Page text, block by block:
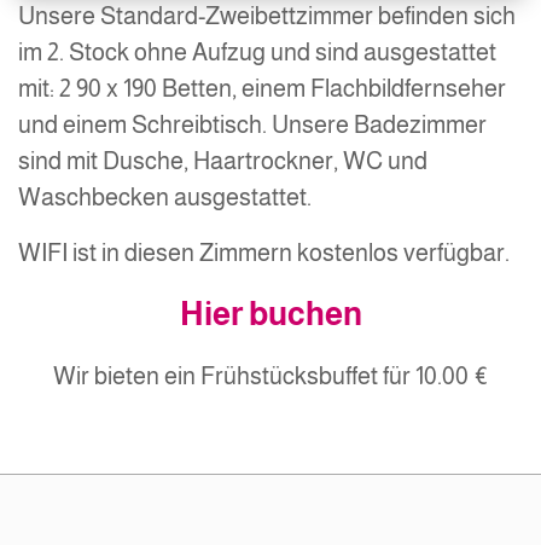
Unsere Standard-Zweibettzimmer befinden sich
im 2. Stock ohne Aufzug und sind ausgestattet
mit: 2 90 x 190 Betten, einem Flachbildfernseher
und einem Schreibtisch. Unsere Badezimmer
sind mit Dusche, Haartrockner, WC und
Waschbecken ausgestattet.
WIFI ist in diesen Zimmern kostenlos verfügbar.
Hier buchen
Wir bieten ein Frühstücksbuffet für 10.00 €